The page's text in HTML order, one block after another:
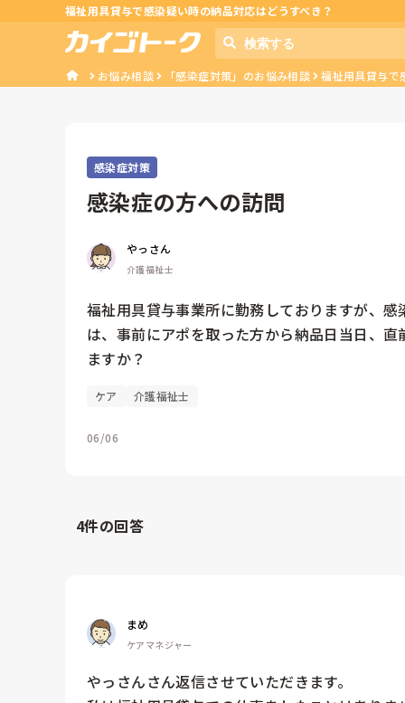
福祉用具貸与で感染疑い時の納品対応はどうすべき？
お悩み相談 「感染症対策」のお悩み相談 福祉用具貸与で
感染症対策
感染症の方への訪問
やっさん
介護福祉士
福祉用具貸与事業所に勤務しておりますが、
は、事前にアポを取った方から納品日当日、
ますか？
ケア 介護福祉士
06/06
4件の回答
まめ
ケアマネジャー
やっさんさん返信させていただきます。